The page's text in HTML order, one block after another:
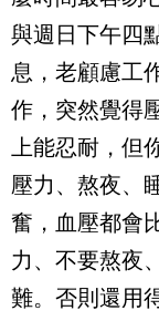
與週日下午四
息，老顧慮工
作，突然覺得
上能忍耐，但
壓力、熬夜、
奮，血壓都會
力、不要熬夜
難。否則還用